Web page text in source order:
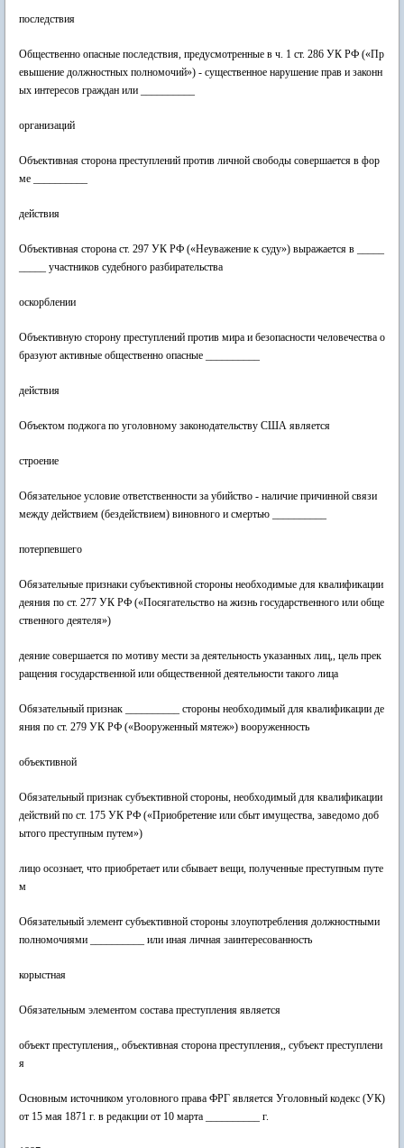
последствия
Общественно опасные последствия, предусмотренные в ч. 1 ст. 286 УК РФ («Пр
евышение должностных полномочий») - существенное нарушение прав и законн
ых интересов граждан или __________
организаций
Объективная сторона преступлений против личной свободы совершается в фор
ме __________
действия
Объективная сторона ст. 297 УК РФ («Неуважение к суду») выражается в _____
_____ участников судебного разбирательства
оскорблении
Объективную сторону преступлений против мира и безопасности человечества о
бразуют активные общественно опасные __________
действия
Объектом поджога по уголовному законодательству США является
строение
Обязательное условие ответственности за убийство - наличие причинной связи
между действием (бездействием) виновного и смертью __________
потерпевшего
Обязательные признаки субъективной стороны необходимые для квалификации
деяния по ст. 277 УК РФ («Посягательство на жизнь государственного или обще
ственного деятеля»)
деяние совершается по мотиву мести за деятельность указанных лиц,, цель прек
ращения государственной или общественной деятельности такого лица
Обязательный признак __________ стороны необходимый для квалификации де
яния по ст. 279 УК РФ («Вооруженный мятеж») вооруженность
объективной
Обязательный признак субъективной стороны, необходимый для квалификации
действий по ст. 175 УК РФ («Приобретение или сбыт имущества, заведомо доб
ытого преступным путем»)
лицо осознает, что приобретает или сбывает вещи, полученные преступным путе
м
Обязательный элемент субъективной стороны злоупотребления должностными
полномочиями __________ или иная личная заинтересованность
корыстная
Обязательным элементом состава преступления является
объект преступления,, объективная сторона преступления,, субъект преступлени
я
Основным источником уголовного права ФРГ является Уголовный кодекс (УК)
от 15 мая 1871 г. в редакции от 10 марта __________ г.